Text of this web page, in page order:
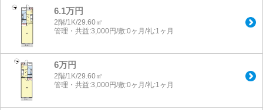
6.1万円
2階/1K/29.60㎡
管理・共益:3,000円/敷:0ヶ月/礼:1ヶ月
6万円
2階/1K/29.60㎡
管理・共益:3,000円/敷:0ヶ月/礼:1ヶ月